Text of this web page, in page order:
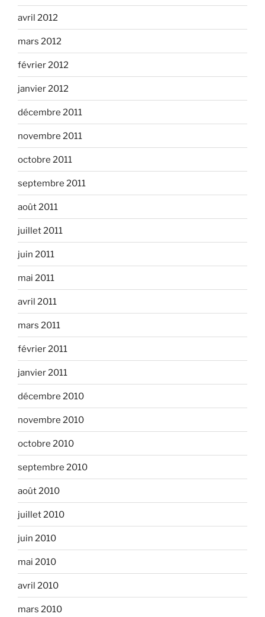
avril 2012
mars 2012
février 2012
janvier 2012
décembre 2011
novembre 2011
octobre 2011
septembre 2011
août 2011
juillet 2011
juin 2011
mai 2011
avril 2011
mars 2011
février 2011
janvier 2011
décembre 2010
novembre 2010
octobre 2010
septembre 2010
août 2010
juillet 2010
juin 2010
mai 2010
avril 2010
mars 2010